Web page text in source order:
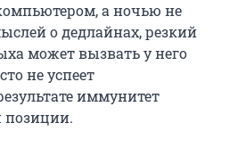
а ночью не
о дедлайнах, резкий
может вызвать у него
не успеет
иммунитет
позиции.